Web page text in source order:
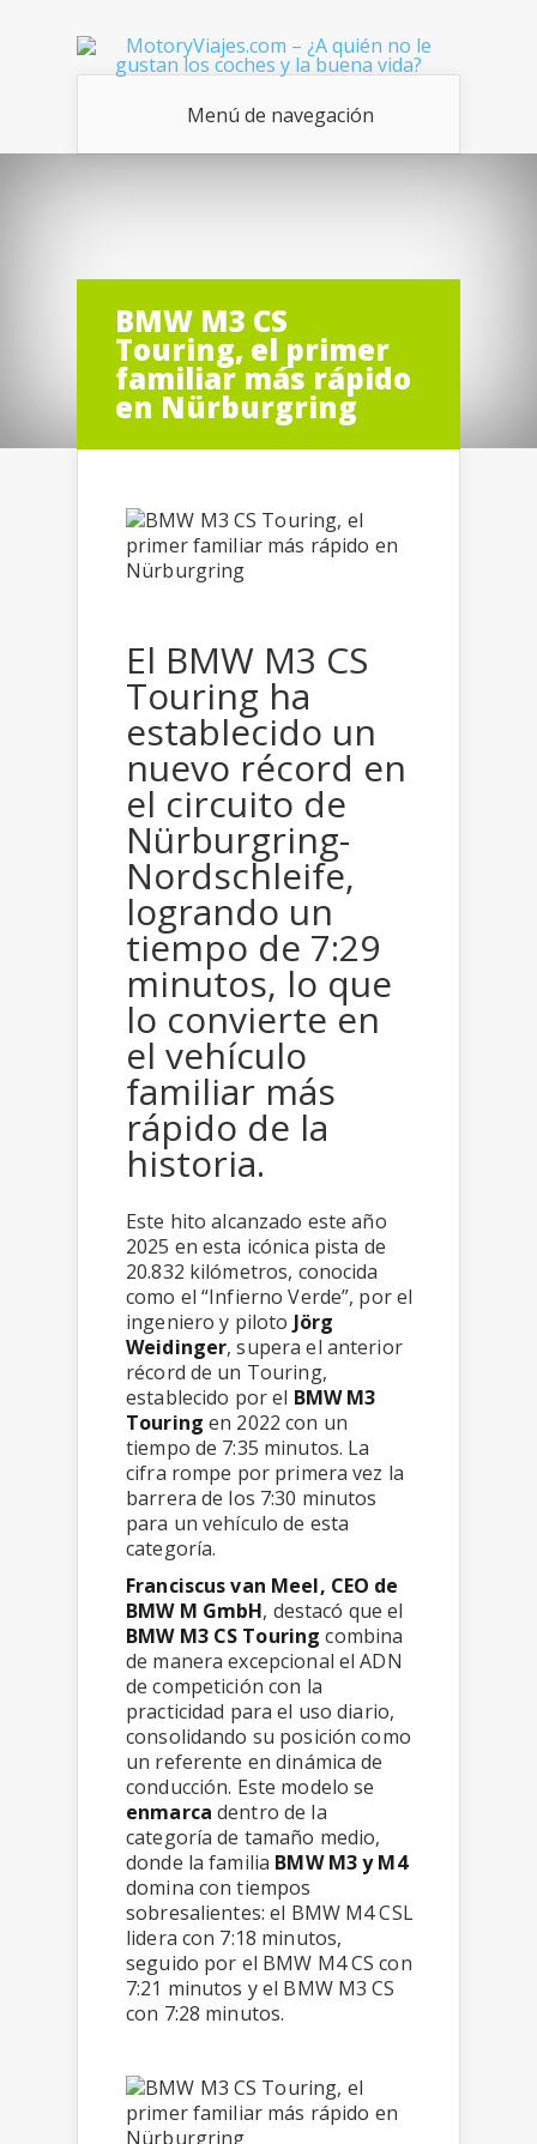
Menú de navegación
BMW M3 CS
Touring, el primer
familiar más rápido
en Nürburgring
El BMW M3 CS
Touring ha
establecido un
nuevo récord en
el circuito de
Nürburgring-
Nordschleife,
logrando un
tiempo de 7:29
minutos, lo que
lo convierte en
el vehículo
familiar más
rápido de la
historia.
Este hito alcanzado este año
2025 en esta icónica pista de
20.832 kilómetros, conocida
como el “Infierno Verde”, por el
ingeniero y piloto Jörg
Weidinger, supera el anterior
récord de un Touring,
establecido por el BMW M3
Touring en 2022 con un
tiempo de 7:35 minutos. La
cifra rompe por primera vez la
barrera de los 7:30 minutos
para un vehículo de esta
categoría.
Franciscus van Meel, CEO de
BMW M GmbH, destacó que el
BMW M3 CS Touring combina
de manera excepcional el ADN
de competición con la
practicidad para el uso diario,
consolidando su posición como
un referente en dinámica de
conducción. Este modelo se
enmarca dentro de la
categoría de tamaño medio,
donde la familia BMW M3 y M4
domina con tiempos
sobresalientes: el BMW M4 CSL
lidera con 7:18 minutos,
seguido por el BMW M4 CS con
7:21 minutos y el BMW M3 CS
con 7:28 minutos.